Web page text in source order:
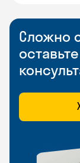
Сложно